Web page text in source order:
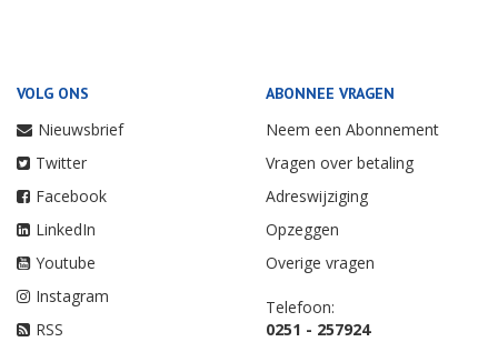
VOLG ONS
Nieuwsbrief
Twitter
Facebook
LinkedIn
Youtube
Instagram
RSS
ABONNEE VRAGEN
Neem een Abonnement
Vragen over betaling
Adreswijziging
Opzeggen
Overige vragen
Telefoon:
0251 - 257924